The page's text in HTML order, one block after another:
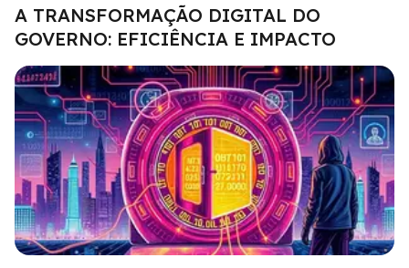
A TRANSFORMAÇÃO DIGITAL DO
GOVERNO: EFICIÊNCIA E IMPACTO